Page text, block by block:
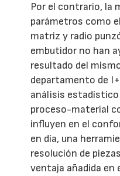
Por el contrario, la
parámetros como
matriz y radio
embutidor no han
resultado del
departamento de
análisis estadístico
proceso-material
influyen en el
en día, una
resolución de
ventaja añadida en